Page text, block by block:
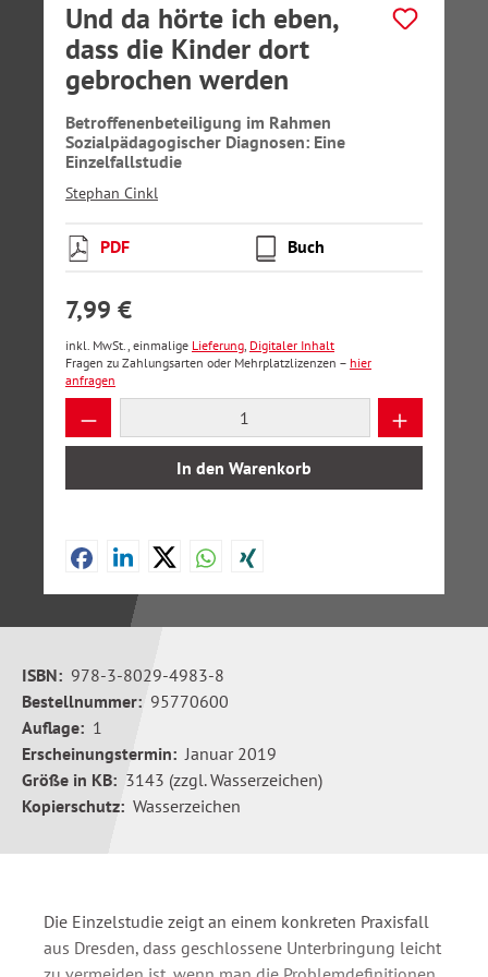
Und da hörte ich eben,
dass die Kinder dort
gebrochen werden
Betroffenenbeteiligung im Rahmen
Sozialpädagogischer Diagnosen: Eine
Einzelfallstudie
Stephan Cinkl
PDF Buch
7,99 €
inkl. MwSt., einmalige Lieferung, Digitaler Inhalt
Fragen zu Zahlungsarten oder Mehrplatzlizenzen – hier
anfragen
Produkt Anzahl: Gib den gewünschten
In den Warenkorb
ISBN: 978-3-8029-4983-8
Bestellnummer: 95770600
Auflage: 1
Erscheinungstermin: Januar 2019
Größe in KB: 3143 (zzgl. Wasserzeichen)
Kopierschutz: Wasserzeichen
Die Einzelstudie zeigt an einem konkreten Praxisfall
aus Dresden, dass geschlossene Unterbringung leicht